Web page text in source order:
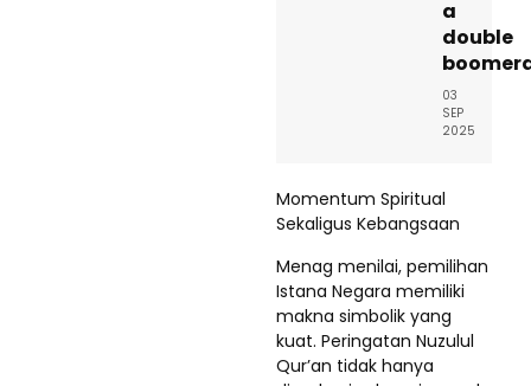
a
double
03
SEP
2025
Momentum Spiritual
Sekaligus Kebangsaan
Menag menilai, pemilihan
Istana Negara memiliki
makna simbolik yang
kuat. Peringatan Nuzulul
Qur’an tidak hanya